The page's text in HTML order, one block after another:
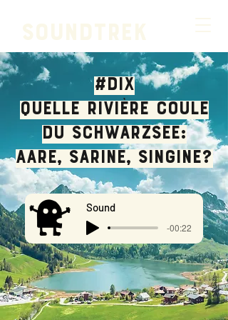
#dix
Quelle rivière coule
du Schwarzsee:
Aare, SARINE, Singine?
Sound
-00:22